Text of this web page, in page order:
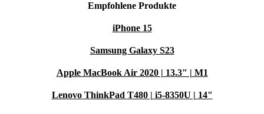
Empfohlene Produkte
iPhone 15
Samsung Galaxy S23
Apple MacBook Air 2020 | 13.3" | M1
Lenovo ThinkPad T480 | i5-8350U | 14"